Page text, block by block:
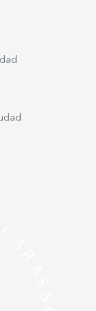
i oferir
recomanats.
dels seus
conèixer els